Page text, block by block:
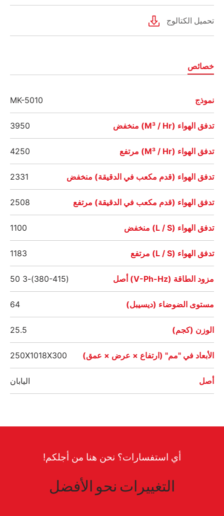
تحميل الكتالوج
خصائص
نموذج MK-5010
تدفق الهواء (M³ / Hr) منخفض 3950
تدفق الهواء (M³ / Hr) مرتفع 4250
تدفق الهواء (قدم مكعب في الدقيقة) منخفض 2331
تدفق الهواء (قدم مكعب في الدقيقة) مرتفع 2508
تدفق الهواء (L / S) منخفض 1100
تدفق الهواء (L / S) مرتفع 1183
مزود الطاقة (V-Ph-Hz) أصل (380-415)-3 50
مستوى الضوضاء (ديسيبل) 64
الوزن (كجم) 25.5
الأبعاد في "مم" (ارتفاع × عرض × عمق) 250X1018X300
أصل اليابان
أي استفسارات؟ نحن هنا من أجلكم!
التغييرات نحو الأفضل